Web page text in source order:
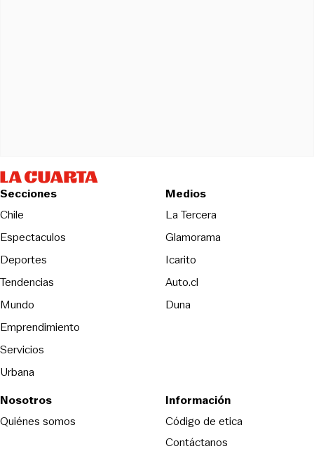
Secciones
Chile
Espectaculos
Deportes
Tendencias
Mundo
Emprendimiento
Servicios
Urbana
Medios
La TerceraOpens in new
Glamorama
Icarito
Auto.cl
DunaOpens in new window
Nosotros
Quiénes somos
Información
Código de eticaOpens in new
Contáctanos